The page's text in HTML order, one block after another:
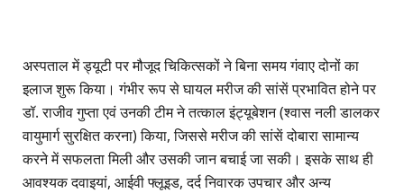
अस्पताल में ड्यूटी पर मौजूद चिकित्सकों ने बिना समय गंवाए दोनों का
इलाज शुरू किया। गंभीर रूप से घायल मरीज की सांसें प्रभावित होने पर
डॉ. राजीव गुप्ता एवं उनकी टीम ने तत्काल इंट्यूबेशन (श्वास नली डालकर
वायुमार्ग सुरक्षित करना) किया, जिससे मरीज की सांसें दोबारा सामान्य
करने में सफलता मिली और उसकी जान बचाई जा सकी। इसके साथ ही
आवश्यक दवाइयां, आईवी फ्लूइड, दर्द निवारक उपचार और अन्य